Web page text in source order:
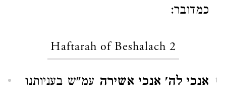
כמדובר:
Haftarah of Beshalach 2
1 אנכי לה' אנכי אשירה עמ"ש בעניותנו